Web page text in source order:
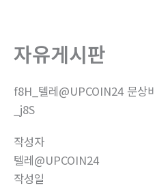
자유게시판
f8H_텔레@UPCOIN24 문상
_j8S
작성자
텔레@UPCOIN24
작성일